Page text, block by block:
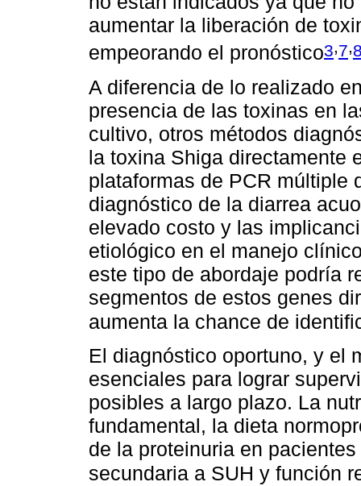
aumentar la liberación de
empeorando el pronóstico3,7,
A diferencia de lo realizado
presencia de las toxinas en
cultivo, otros métodos
la toxina Shiga directamente
plataformas de PCR múltiple
diagnóstico de la diarrea
elevado costo y las
etiológico en el manejo
este tipo de abordaje podría
segmentos de estos genes
aumenta la chance de
El diagnóstico oportuno, y el
esenciales para lograr
posibles a largo plazo. La
fundamental, la dieta
de la proteinuria en
secundaria a SUH y función